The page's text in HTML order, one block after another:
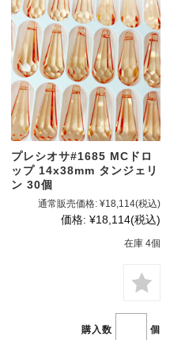
プレシオサ#1685 MCドロ
ップ 14x38mm タンジェリ
ン 30個
通常販売価格: ¥18,114(税込)
価格: ¥18,114(税込)
在庫 4個
購入数 個